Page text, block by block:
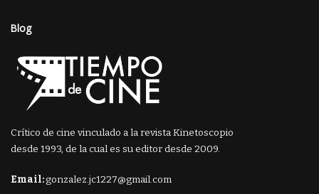
Blog
Crítico de cine vinculado a la revista Kinetoscopio
desde 1993, de la cual es su editor desde 2009.
Email:gonzalez.jc1227@gmail.com